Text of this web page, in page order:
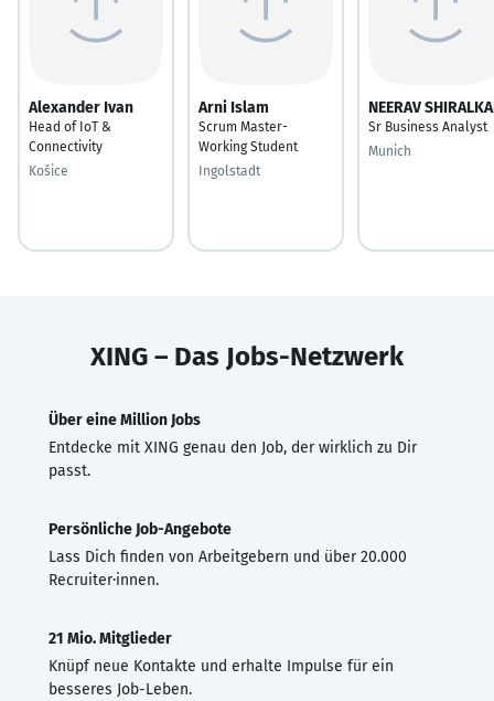
Alexander Ivan
Head of IoT &
Connectivity
Košice
Arni Islam
Scrum Master-
Working Student
Ingolstadt
NEERAV
Sr Business Analyst
Munich
XING – Das Jobs-Netzwerk
Über eine Million Jobs
Entdecke mit XING genau den Job, der wirklich zu Dir
passt.
Persönliche Job-Angebote
Lass Dich finden von Arbeitgebern und über 20.000
Recruiter·innen.
21 Mio. Mitglieder
Knüpf neue Kontakte und erhalte Impulse für ein
besseres Job-Leben.